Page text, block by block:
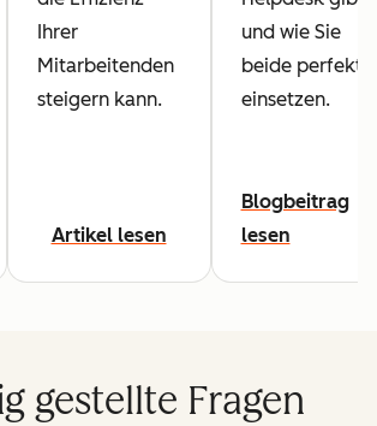
Ihrer
Mitarbeitenden
steigern kann.
Artikel lesen
und wie Sie
beide perfekt
einsetzen.
Blogbeitrag
lesen
gestellte Fragen